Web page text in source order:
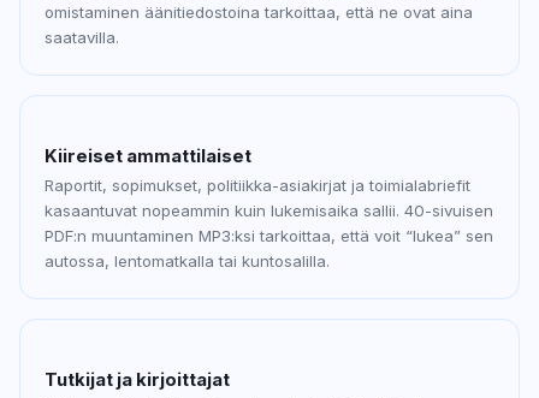
omistaminen äänitiedostoina tarkoittaa, että ne ovat aina
saatavilla.
Kiireiset ammattilaiset
Raportit, sopimukset, politiikka-asiakirjat ja toimialabriefit
kasaantuvat nopeammin kuin lukemisaika sallii. 40-sivuisen
PDF:n muuntaminen MP3:ksi tarkoittaa, että voit “lukea” sen
autossa, lentomatkalla tai kuntosalilla.
Tutkijat ja kirjoittajat